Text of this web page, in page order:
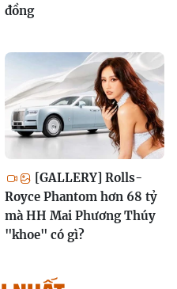
đồng
[GALLERY] Rolls-
Royce Phantom hơn 68 tỷ
mà HH Mai Phương Thúy
"khoe" có gì?